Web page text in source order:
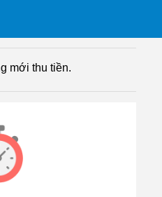
mới thu tiền.